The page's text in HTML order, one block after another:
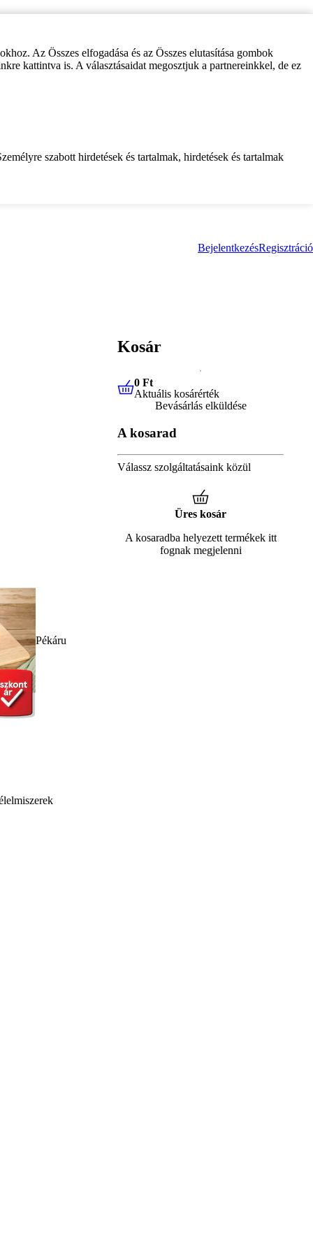
Az Összes elfogadása és az Összes elutasítása gombok
kattintva is. A választásaidat megosztjuk a partnereinkkel, de ez
szabott hirdetések és tartalmak, hirdetések és tartalmak
BejelentkezésRegisztráció
Pékáru
Kosár
0 FtAktuális kosárérték
0 Ft
Aktuális kosárérték
Bevásárlás elküldése
A kosarad
Válassz szolgáltatásaink közül
Üres kosár
A kosaradba helyezett termékek itt
fognak megjelenni